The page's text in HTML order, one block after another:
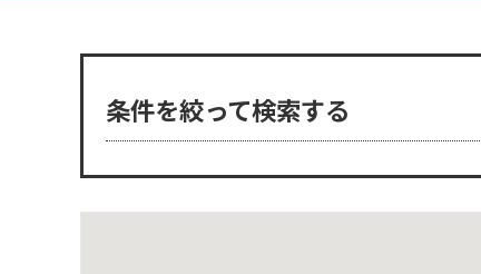
条件を絞って検索する